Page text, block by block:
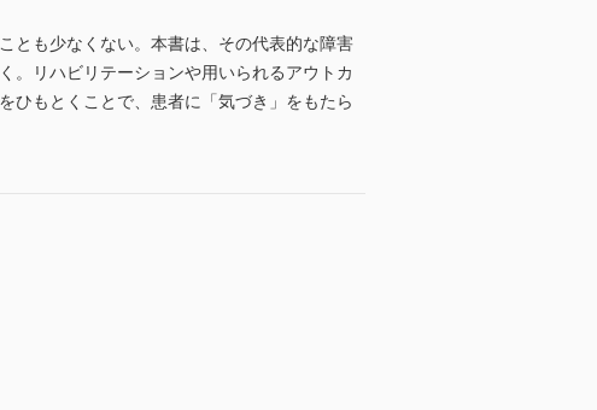
とも少なくない。本書は、その代表的な障害
。リハビリテーションや用いられるアウトカ
ひもとくことで、患者に「気づき」をもたら